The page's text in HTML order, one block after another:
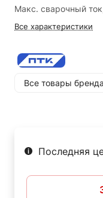
охлаждение)
типу горелки и
аргонодуговой
- Обеспечивает
проведения
Макс. сварочный
Все характеристики
Все товары
Последняя